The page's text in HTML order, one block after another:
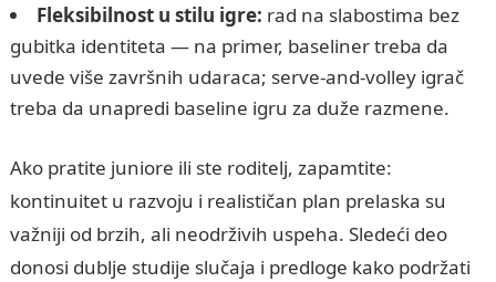
Fleksibilnost u stilu igre: rad na slabostima bez
gubitka identiteta — na primer, baseliner treba da
uvede više završnih udaraca; serve-and-volley igrač
treba da unapredi baseline igru za duže razmene.
Ako pratite juniore ili ste roditelj, zapamtite:
kontinuitet u razvoju i realističan plan prelaska su
važniji od brzih, ali neodrživih uspeha. Sledeći deo
donosi dublje studije slučaja i predloge kako podržati